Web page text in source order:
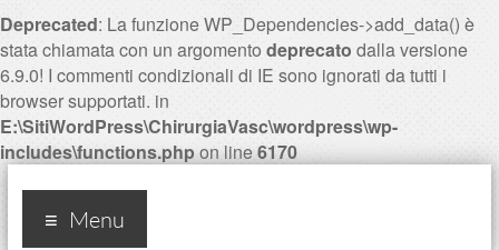
Deprecated: La funzione WP_Dependencies->add_data() è
stata chiamata con un argomentodeprecato dalla versione
6.9.0! I commenti condizionali di IE sono ignorati da tutti i
browser supportati. in
E:\SitiWordPress\ChirurgiaVasc\wordpress\wp-
includes\functions.phpon line6170
Chirurgia vascolare
Menu